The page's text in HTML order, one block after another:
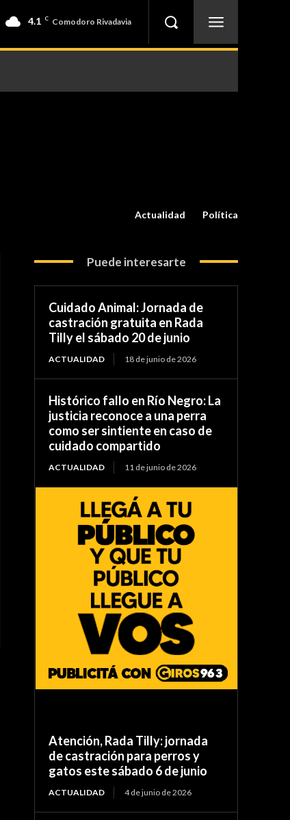
4.1 C Comodoro Rivadavia
Actualidad Política
Puede interesarte
Cuidado Animal: Jornada de
castración gratuita en Rada
Tilly el sábado 20 de junio
ACTUALIDAD 18 de junio de 2026
Histórico fallo en Río Negro: La
justicia reconoce a una perra
como ser sintiente en caso de
cuidado compartido
ACTUALIDAD 11 de junio de 2026
Atención, Rada Tilly: jornada
de castración para perros y
gatos este sábado 6 de junio
ACTUALIDAD 4 de junio de 2026